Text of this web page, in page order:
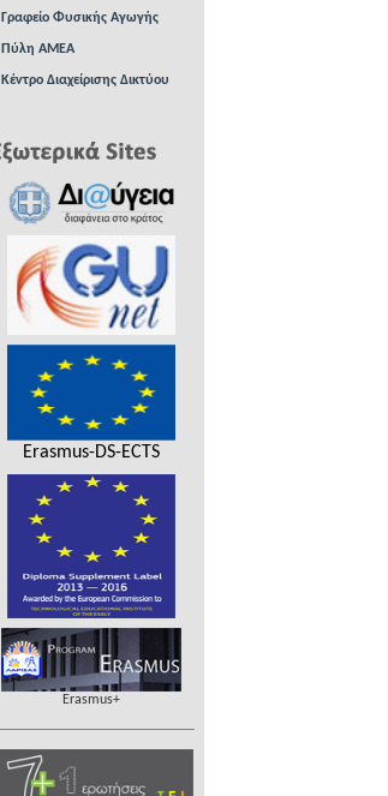
Γραφείο Φυσικής Αγωγής
Πύλη ΑΜΕΑ
Κέντρο Διαχείρισης Δικτύου
Erasmus-DS-ECTS
Erasmus+